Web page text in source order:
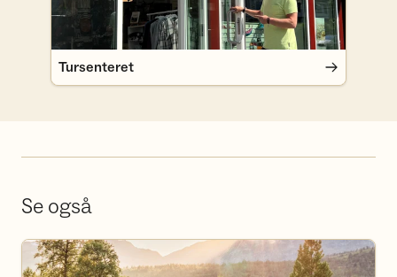
Tursenteret
Se også
Bestill overnatting på hyttene